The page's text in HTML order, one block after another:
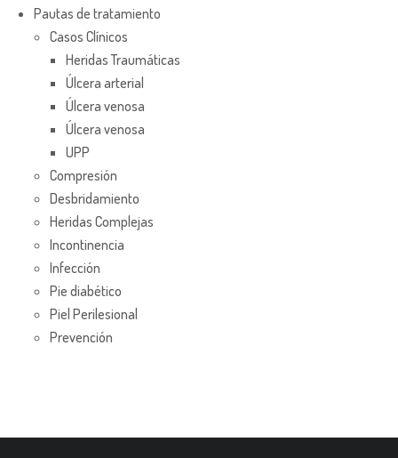
Pautas de tratamiento
Casos Clínicos
Heridas Traumáticas
Úlcera arterial
Úlcera venosa
Úlcera venosa
UPP
Compresión
Desbridamiento
Heridas Complejas
Incontinencia
Infección
Pie diabético
Piel Perilesional
Prevención